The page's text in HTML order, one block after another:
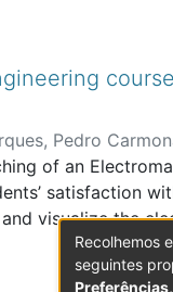
Pedro
of an
satisfaction
visualize the
of electric
degrees
Recolhemos
seguintes